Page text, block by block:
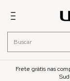
Frete grátis nas